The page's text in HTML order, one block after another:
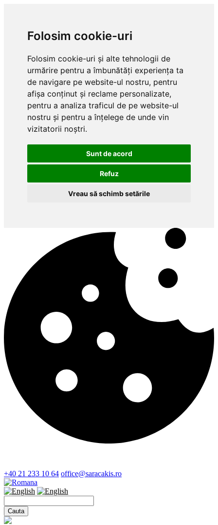
Folosim cookie-uri
Folosim cookie-uri și alte tehnologii de
urmărire pentru a îmbunătăți experiența ta
de navigare pe website-ul nostru, pentru
afișa conținut și reclame personalizate,
pentru a analiza traficul de pe website-ul
nostru și pentru a înțelege de unde vin
vizitatorii noștri.
Sunt de acord
Refuz
Vreau să schimb setările
+40 21 233 10 64 office@saracakis.ro